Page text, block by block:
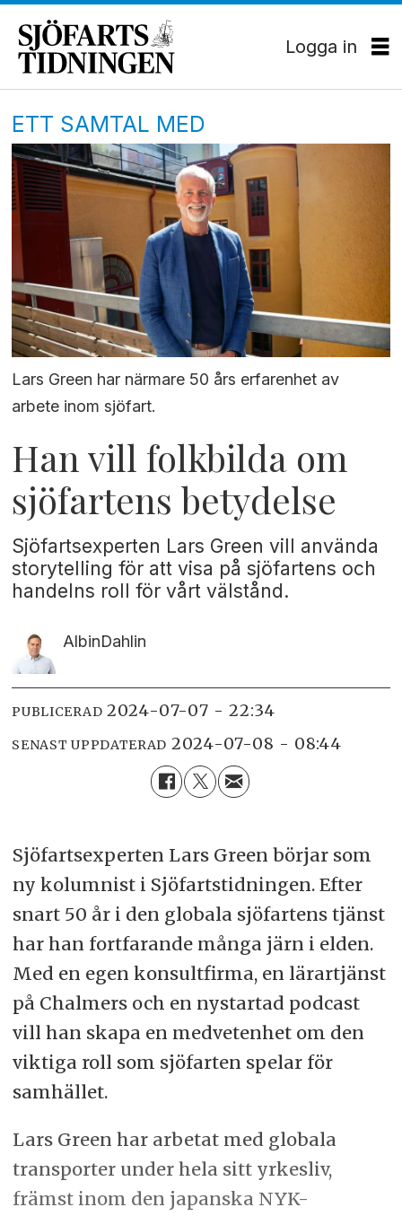
Logga in
ETT SAMTAL MED
Lars Green har närmare 50 års erfarenhet av
arbete inom sjöfart.
Han vill folkbilda om
sjöfartens betydelse
Sjöfartsexperten Lars Green vill använda
storytelling för att visa på sjöfartens och
handelns roll för vårt välstånd.
AlbinDahlin
PUBLICERAD 2024-07-07 - 22:34
SENAST UPPDATERAD 2024-07-08 - 08:44
Sjöfartsexperten Lars Green börjar som
ny kolumnist i Sjöfartstidningen. Efter
snart 50 år i den globala sjöfartens tjänst
har han fortfarande många järn i elden.
Med en egen konsultfirma, en lärartjänst
på Chalmers och en nystartad podcast
vill han skapa en medvetenhet om den
viktiga roll som sjöfarten spelar för
samhället.
Lars Green har arbetat med globala
transporter under hela sitt yrkesliv,
främst inom den japanska NYK-